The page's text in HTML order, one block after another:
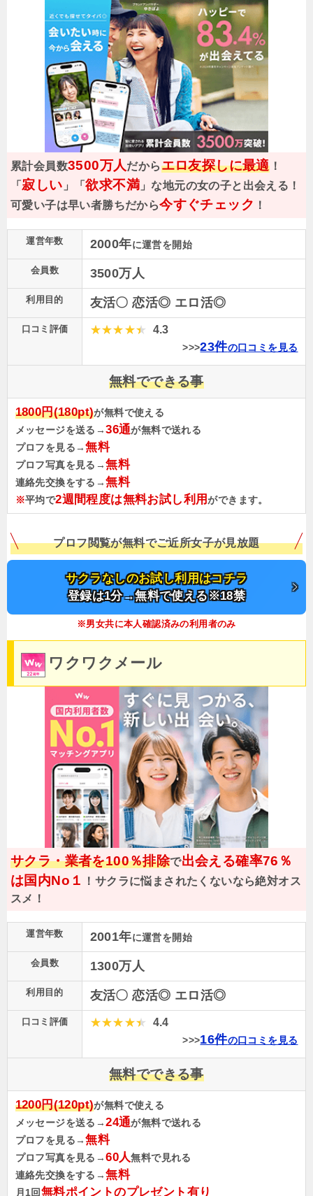
累計会員数3500万人だからエロ友探しに最適！
「 寂しい 」「欲求不満 」な地元の女の子と出会える！
可愛い子は早い者勝ちだから今すぐチェック ！
運営年数 2000年に運営を開始
会員数 3500万人
利用目的 友活〇 恋活◎ エロ活◎
口コミ評価 4.3
>>>23件の口コミを見る
無料でできる事
1800円(180pt)が無料で使える
メッセージを送る→36通が無料で送れる
プロフを見る→無料
プロフ写真を見る→無料
連絡先交換をする→無料
※平均で2週間程度は無料お試し利用ができます。
プロフ閲覧が無料でご近所女子が見放題
サクラなしのお試し利用はコチラ
登録は1分→無料で使える※18禁
※男女共に本人確認済みの利用者のみ
ワクワクメール
サクラ・業者を100％排除で出会える確率76％
は国内No１
！サクラに悩まされたくないなら絶対オス
スメ！
運営年数 2001年に運営を開始
会員数 1300万人
利用目的 友活〇 恋活◎ エロ活◎
口コミ評価 4.4
>>>16件の口コミを見る
無料でできる事
1200円(120pt)が無料で使える
メッセージを送る→24通が無料で送れる
プロフを見る→無料
プロフ写真を見る→60人無料で見れる
連絡先交換をする→無料
月1回無料ポイントのプレゼント有り